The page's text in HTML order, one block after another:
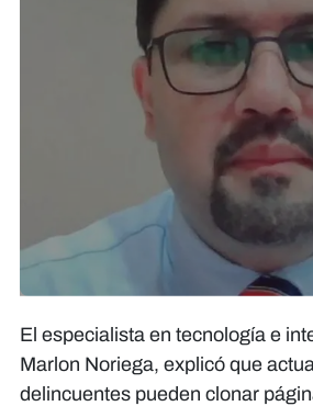
El especialista en tecnología e
Marlon Noriega, explicó que
delincuentes pueden clonar